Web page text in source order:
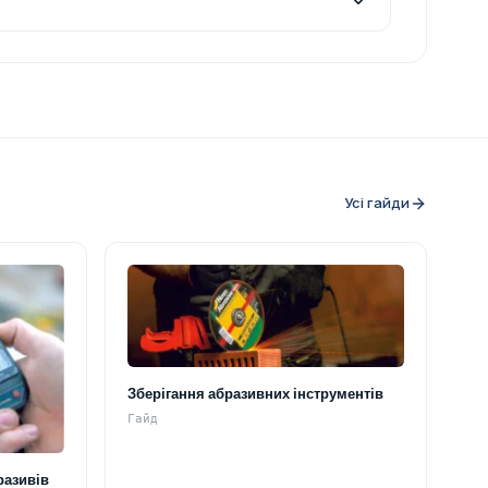
Усі гайди
Зберігання абразивних інструментів
Гайд